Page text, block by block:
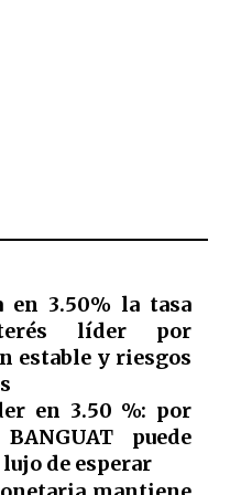
en 3.50% la tasa
líder por
estable y riesgos
en 3.50 %: por
puede
de esperar